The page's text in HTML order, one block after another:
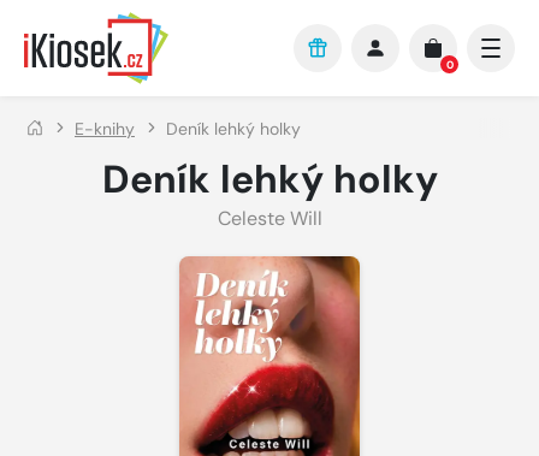
Přejít na hlavní obsah
0
E-knihy Deník lehký holky
Deník lehký holky
Celeste Will